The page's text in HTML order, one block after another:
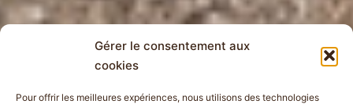
Gérer le consentement aux
cookies
Pour offrir les meilleures expériences, nous utilisons des technologies